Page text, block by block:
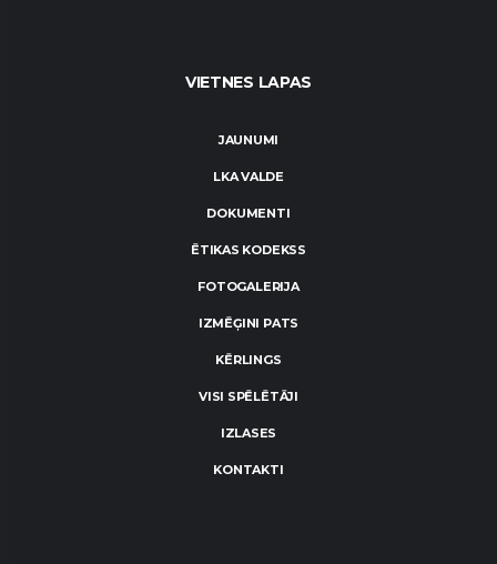
VIETNES LAPAS
JAUNUMI
LKA VALDE
DOKUMENTI
ĒTIKAS KODEKSS
FOTOGALERIJA
IZMĒĢINI PATS
KĒRLINGS
VISI SPĒLĒTĀJI
IZLASES
KONTAKTI